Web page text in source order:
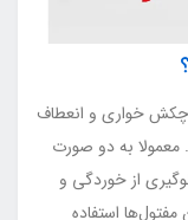
چکش خواری و انعطاف
معمولا به دو صورت
از خوردگی و
استفاده